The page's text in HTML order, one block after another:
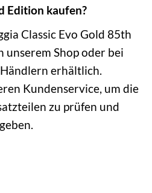
Edition kaufen?
Classic Evo Gold 85th
unserem Shop oder bei
erhältlich.
Kundenservice, um die
zu prüfen und